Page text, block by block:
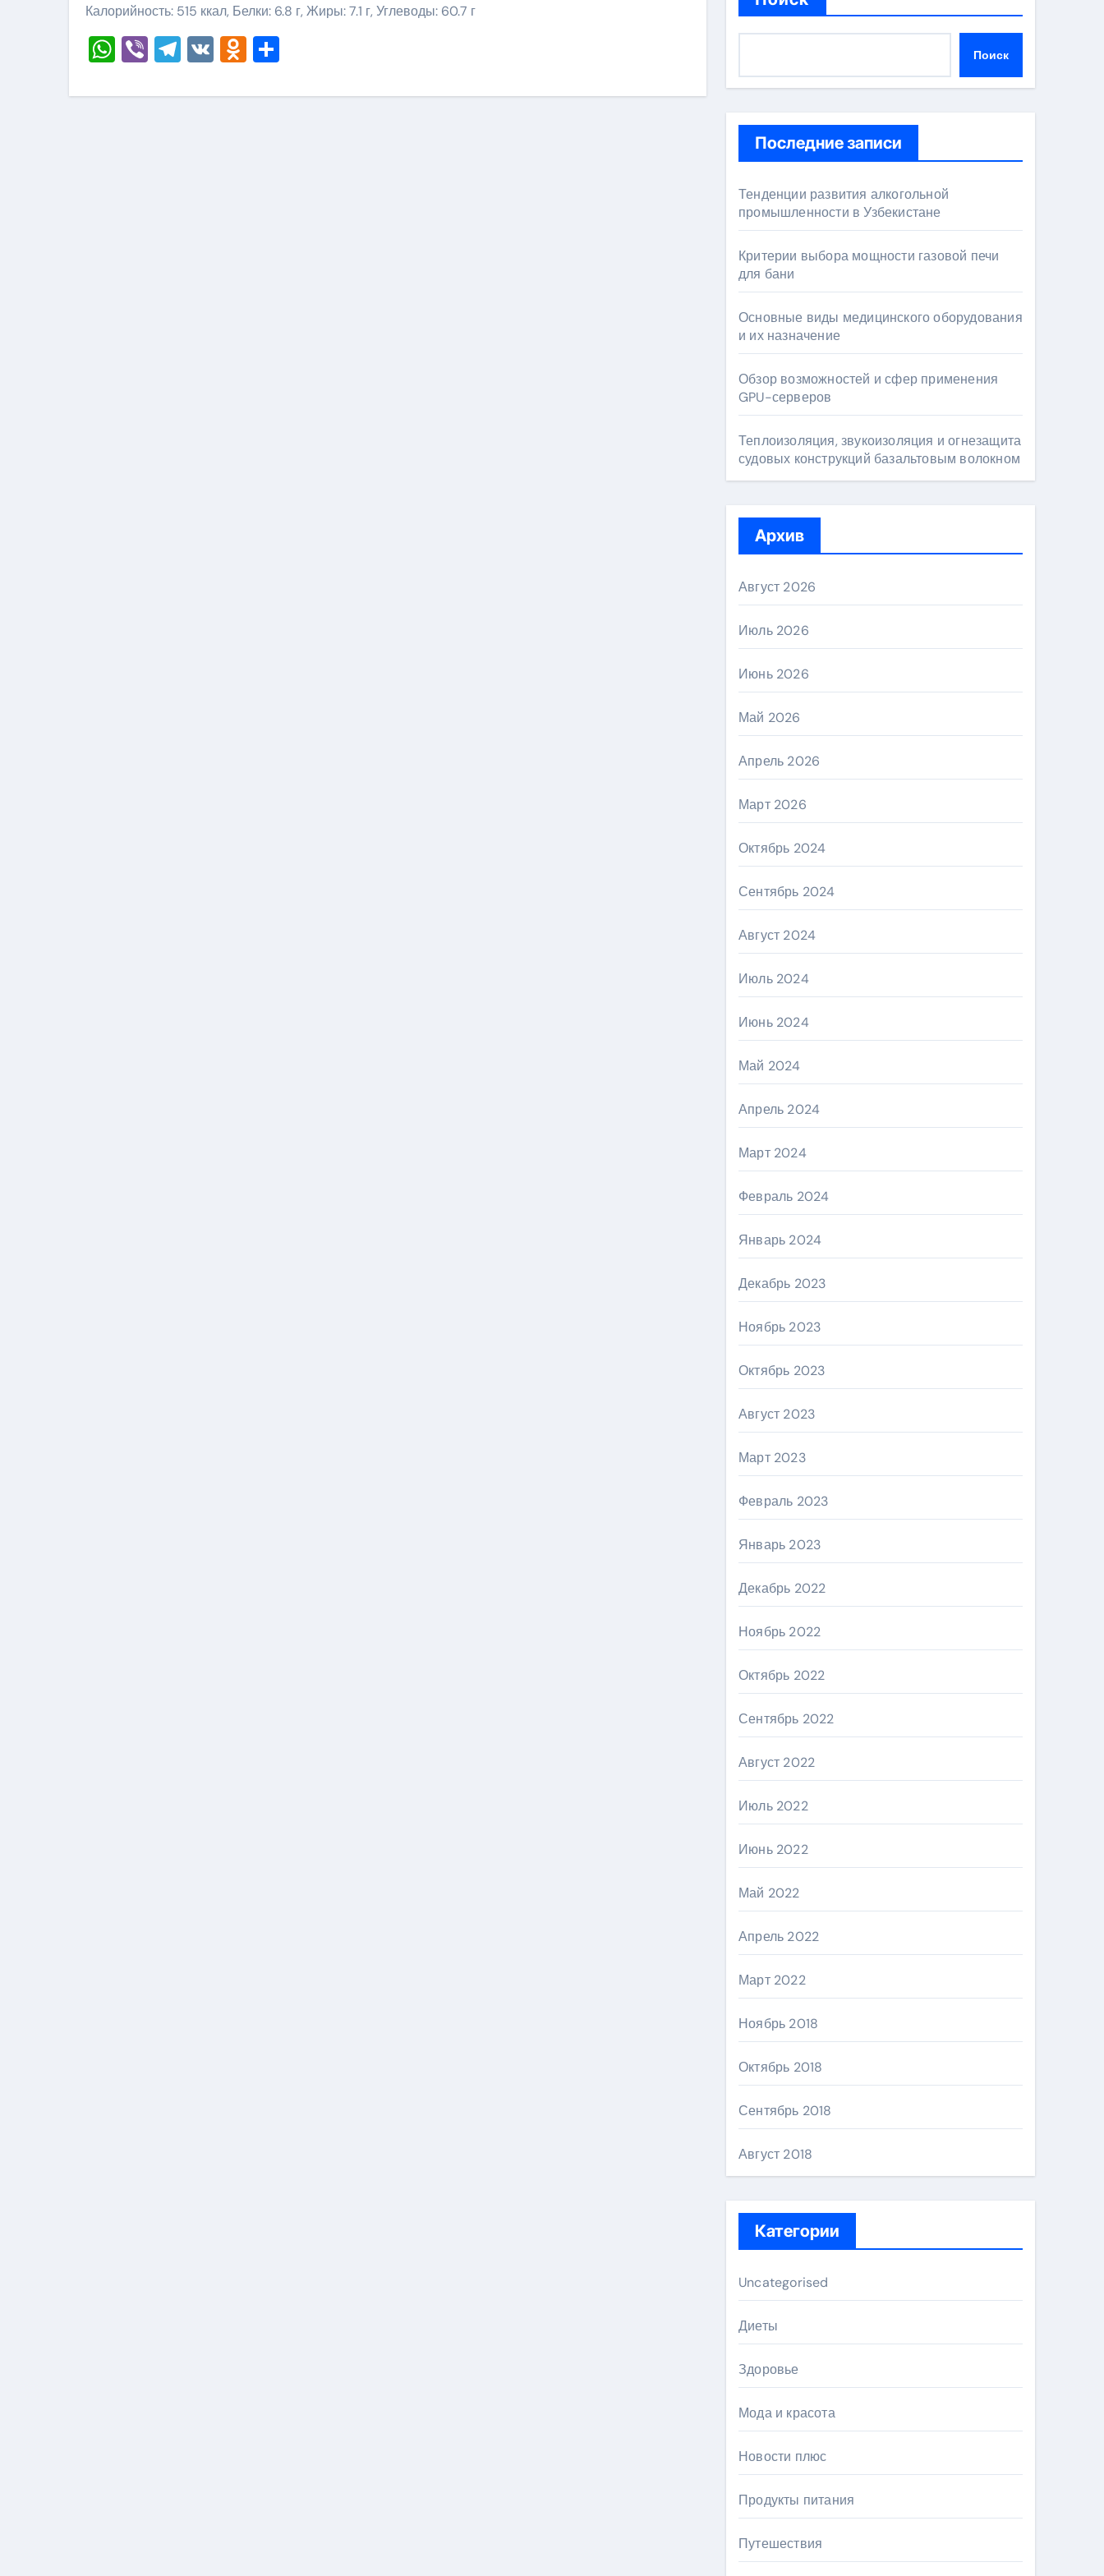
Калорийность: 515 ккал, Белки: 6.8 г, Жиры: 7.1 г, Углеводы: 60.7 г
WhatsApp
ViberTelegram
VKOdnoklassniki Поиск
Последние записи
Тенденции развития алкогольной
промышленности в Узбекистане
Критерии выбора мощности газовой печи
для бани
Основные виды медицинского оборудования
и их назначение
Обзор возможностей и сфер применения
GPU-серверов
Теплоизоляция, звукоизоляция и огнезащита
судовых конструкций базальтовым волокном
Архив
Август 2026
Июль 2026
Июнь 2026
Май 2026
Апрель 2026
Март 2026
Октябрь 2024
Сентябрь 2024
Август 2024
Июль 2024
Июнь 2024
Май 2024
Апрель 2024
Март 2024
Февраль 2024
Январь 2024
Декабрь 2023
Ноябрь 2023
Октябрь 2023
Август 2023
Март 2023
Февраль 2023
Январь 2023
Декабрь 2022
Ноябрь 2022
Октябрь 2022
Сентябрь 2022
Август 2022
Июль 2022
Июнь 2022
Май 2022
Апрель 2022
Март 2022
Ноябрь 2018
Октябрь 2018
Сентябрь 2018
Август 2018
Категории
Uncategorised
Диеты
Здоровье
Мода и красота
Новости плюс
Продукты питания
Путешествия